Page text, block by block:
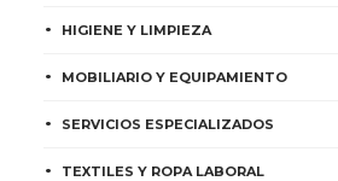
HIGIENE Y LIMPIEZA
MOBILIARIO Y EQUIPAMIENTO
SERVICIOS ESPECIALIZADOS
TEXTILES Y ROPA LABORAL